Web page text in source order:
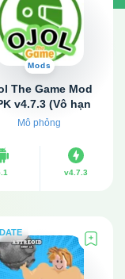
Mods
The Game Mod
v4.7.3 (Vô hạn
Không quảng
Mô phỏng
v4.7.3